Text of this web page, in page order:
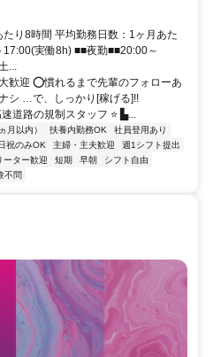
り8時間 平均勤務日数：1ヶ月あた
実働8h) ■■夜勤■■20:00～
...
歓迎 ⭕慣れるまで先輩のフォローあ
シ …で、しっかり[稼げる]!!
路の規制スタッフ ⭐ ▙...
月以内） 扶養内勤務OK
社員登用あり
祝のみOK 主婦・主夫歓迎
週1シフト提出
ーター歓迎 短期 早朝
シフト自由
不問